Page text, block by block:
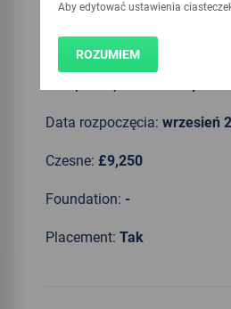
Aby edytować ustawienia
ROZUMIEM
Czas trwania: 4 years
Data rozpoczęcia: wrzesień
Czesne: £9,250
Foundation: -
Placement: Tak